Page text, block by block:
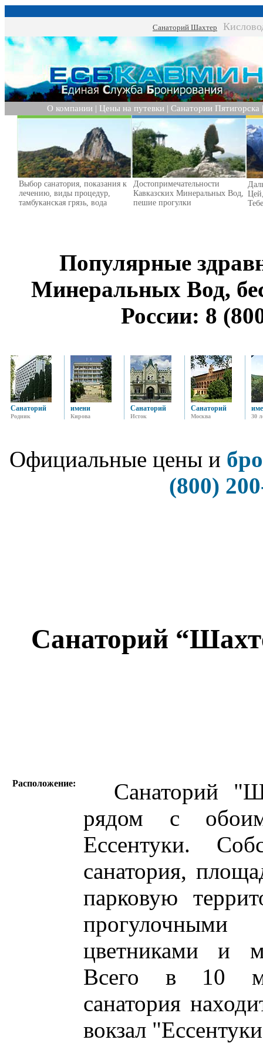
Санаторий Шахтер
О компании | Цены на путевки |Санатории Пятигорска
Выбор санатория, показания к
лечению, виды процедур,
тамбуканская грязь, вода
Достопримечательности
Кавказских Минеральных Вод,
пешие прогулки
Популярные
Минеральных Вод,
России: 8
Санаторий
Родник
имени
Кирова
Санаторий
Исток
Санаторий
Москва 30
Официальные цены и
(800)
Санаторий
Расположение:
Санаторий
рядом с
Ессентуки.
санатория,
парковую
цветниками и
Всего в 10
санатория
вокзал